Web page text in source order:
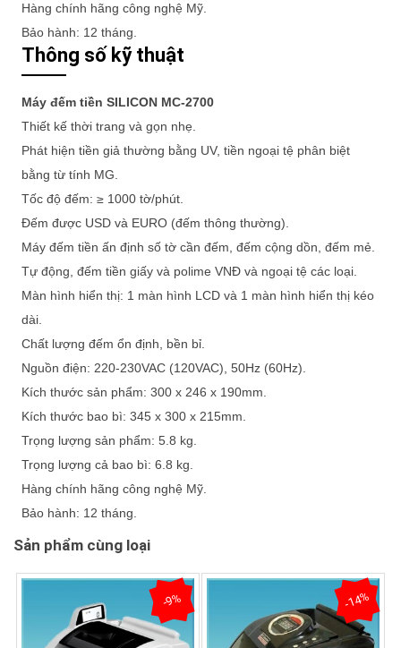
Hàng chính hãng công nghệ Mỹ.
Bảo hành: 12 tháng.
Thông số kỹ thuật
Máy đếm tiền SILICON MC-2700
Thiết kế thời trang và gọn nhẹ.
Phát hiện tiền giả thường bằng UV, tiền ngoại tệ phân biệt
bằng từ tính MG.
Tốc độ đếm: ≥ 1000 tờ/phút.
Đếm được USD và EURO (đếm thông thường).
Máy đếm tiền ấn định số tờ cần đếm, đếm cộng dồn, đếm mẻ.
Tự động, đếm tiền giấy và polime VNĐ và ngoại tệ các loại.
Màn hình hiển thị: 1 màn hình LCD và 1 màn hình hiển thị kéo
dài.
Chất lượng đếm ổn định, bền bỉ.
Nguồn điện: 220-230VAC (120VAC), 50Hz (60Hz).
Kích thước sản phẩm: 300 x 246 x 190mm.
Kích thước bao bì: 345 x 300 x 215mm.
Trọng lượng sản phẩm: 5.8 kg.
Trọng lượng cả bao bì: 6.8 kg.
Hàng chính hãng công nghệ Mỹ.
Bảo hành: 12 tháng.
Sản phẩm cùng loại
-9% -14%